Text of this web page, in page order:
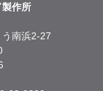
作所
南浜2-27